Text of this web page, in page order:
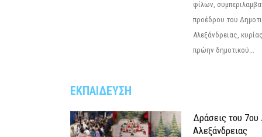
φίλων,
προέδρου του
Αλεξάνδρειας,
πρώην δημοτικού...
ΕΚΠΑΙΔΕΥΣΗ
Δράσεις του 7ου
Αλεξάνδρειας